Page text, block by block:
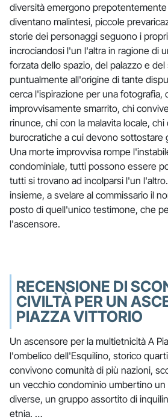
diversità emergono
diventano malintesi, piccole
storie dei personaggi seguono i
incrociandosi l'un l'altra in ragione di
forzata dello spazio, del palazzo e
puntualmente all'origine di tante
cerca l'ispirazione per una fotografia,
improvvisamente smarrito, chi
rinunce, chi con la malavita locale,
burocratiche a cui devono sottostare
Una morte improvvisa rompe
condominiale, tutti possono essere
tutti si trovano ad incolparsi l'un
insieme, a svelare al commissario il
posto di quell'unico testimone, che
l'ascensore.
RECENSIONE DI
CIVILTÀ PER UN
PIAZZA VITTORIO
Un ascensore per la multietnicità A
l'ombelico dell'Esquilino, storico
convivono comunità di più nazioni,
un vecchio condominio umbertino
diverse, un gruppo assortito di
etnia. …